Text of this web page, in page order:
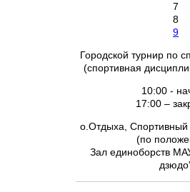
7
8
9
Городской турнир по
(спортивная
10:00 -
17:00 –
о.Отдыха, Спортивный
(по
Зал единоборств